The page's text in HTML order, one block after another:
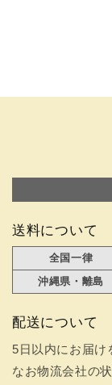
送料について
全国一律
沖縄県・離島
配送について
5日以内にお届け
なお物流会社の